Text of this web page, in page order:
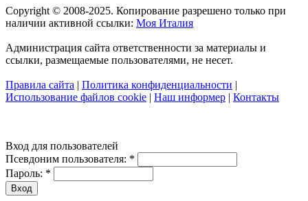
Copyright © 2008-2025. Копирование разрешено только при
наличии активной ссылки: Моя Италия
Администрация сайта ответственности за материалы и
ссылки, размещаемые пользователями, не несет.
Правила сайта | Политика конфиденциальности |
Использование файлов cookie | Наш информер | Контакты
Вход для пользователей
Псевдоним пользователя: *
Пароль: *